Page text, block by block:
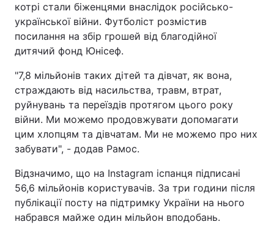
котрі стали біженцями внаслідок російсько-
української війни. Футболіст розмістив
посилання на збір грошей від благодійної
дитячий фонд Юнісеф.
"7,8 мільйонів таких дітей та дівчат, як вона,
страждають від насильства, травм, втрат,
руйнувань та переїздів протягом цього року
війни. Ми можемо продовжувати допомагати
цим хлопцям та дівчатам. Ми не можемо про них
забувати", - додав Рамос.
Відзначимо, що на Instagram іспанця підписані
56,6 мільйонів користувачів. За три години після
публікації посту на підтримку України на нього
набрався майже один мільйон вподобань.